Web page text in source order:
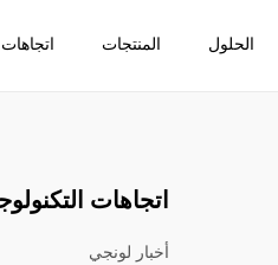
الحلول المنتجات اتجاهات
اتجاهات
أخبار لونجي